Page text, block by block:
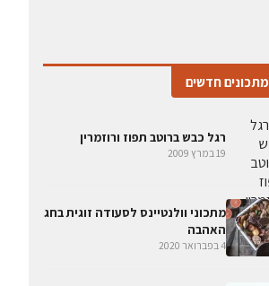
מתכונים חדשים
רגל כבש ברוטב תפוז ורוזמרין
19 במרץ 2009
מתכוני וולנטיינס לסעודה זוגית בחג
האהבה
4 בפברואר 2020